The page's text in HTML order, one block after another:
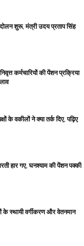
शुरू, मंत्री उदय प्रताप सिंह
कर्मचारियों की पेंशन प्रक्रिया
के वकीलों ने क्या तर्क दिए, पढ़िए
हार गए, घनश्याम की पेंशन पक्की
के स्थायी वर्गीकरण और वेतनमान